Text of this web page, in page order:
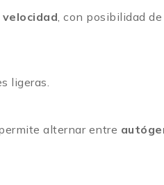
, con posibilidad de
ligeras.
alternar entre